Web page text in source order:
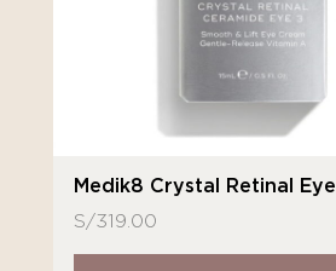
Medik8 Crystal Retinal
S/319.00